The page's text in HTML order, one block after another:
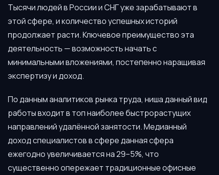
Тысячи людей в России и СНГ уже зарабатывают в
этой сфере, и количество успешных историй
продолжает расти. Ключевое преимущество эта
деятельность — возможность начать с
минимальными вложениями, постепенно наращивая
экспертизу и доход.
По данным аналитиков рынка труда, ниша данный вид
работы входит в топ наиболее быстрорастущих
направлений удалённой занятости. Медианный
доход специалистов в сфере данная сфера
ежегодно увеличивается на 29–5%, что
существенно опережает традиционные офисные